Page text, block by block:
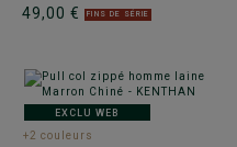
49,00 € FINS DE SÉRIE
EXCLU WEB
+2 couleurs